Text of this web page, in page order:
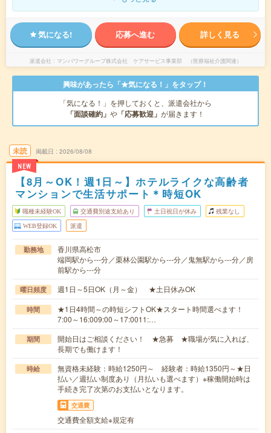
気になる! 応募へ進む 詳しく見る
派遣会社 マンパワーグループ株式会社 ケアサービス事業部 （医療福祉介護関連）
興味があったら「★気になる！」をタップ！
「気になる！」を押しておくと、派遣会社から
「面談確約」 や 「応募歓迎」 が届きます！
未読
NEW
掲載日 2026/08/08
【8月～OK！週1日～】ホテルライクな高齢者
マンションで生活サポート＊時短OK
職種未経験OK 交通費別途支給あり 土日祝日が休み 残業なし
WEB登録OK 派遣
勤務地
香川県高松市
端岡駅から---分／栗林公園駅から---分／鬼無駅から---分／房
前駅から---分
曜日頻度 週1日～5日OK（月～金） ★土日休みOK
時間
★1日4時間～の時短シフトOK★スタート時間選べます！
7:00～16:009:00～17:0011:…
期間
開始日はご相談ください！ ★急募 ★職場が気に入れば、
長期でも働けます！
時給
無資格未経験：時給1250円～ 経験者：時給1350円～★日
払い／週払い制度あり（月払いも選べます）※稼働開始時は
手続き完了次第のお支払いとなります。
交通費
交通費全額支給※規定有